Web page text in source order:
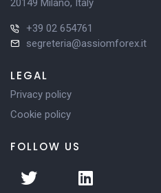
+39 02 654761
segreteria@assiomforex.it
LEGAL
Privacy policy
Cookie policy
FOLLOW US